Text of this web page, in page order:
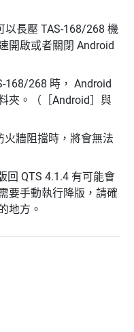
以長壓 TAS-168/268 機
開啟或者關閉 Android
168/268 時， Android
夾。（［Android］與
火牆阻擋時，將會無法
回 QTS 4.1.4 有可能會
要手動執行降版，請確
地方。